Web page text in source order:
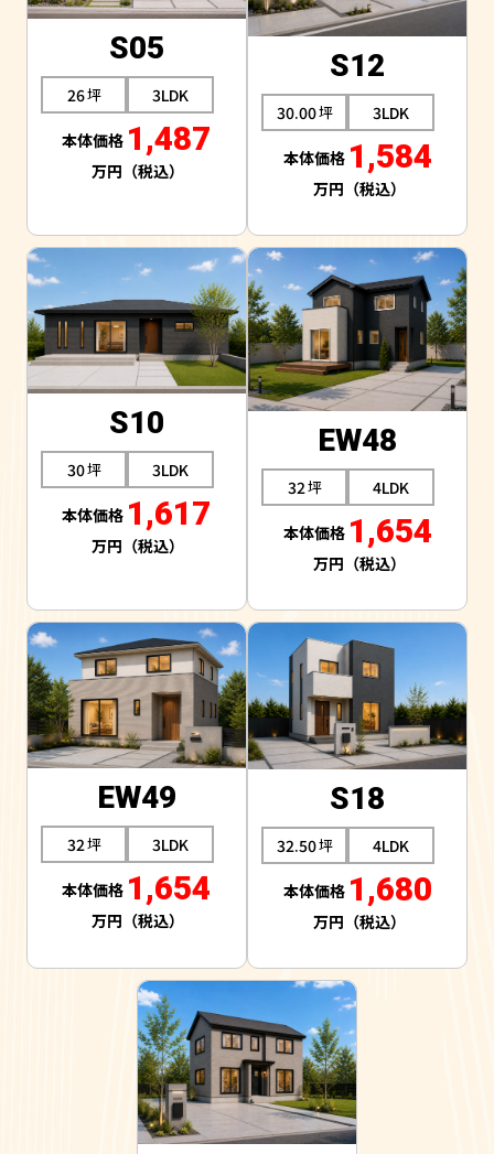
S05
26 3LDK
1,487
S12
30.00 3LDK
1,584
S10
30 3LDK
1,617
EW48
32 4LDK
1,654
EW49
32 3LDK
1,654
S18
32.50 4LDK
1,680